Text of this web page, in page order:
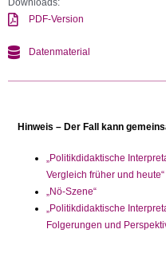
PDF-Version
Datenmaterial
Hinweis – Der Fall kann
„Politikdidaktische
Vergleich früher und heute“
„Nö-Szene“
„Politikdidaktische
Folgerungen und